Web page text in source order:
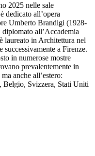
2025 nelle sale
dedicato all’opera
Umberto Brandigi (1928-
all’Accademia
laureato in Architettura nel
a Firenze.
in numerose mostre
prevalentemente in
anche all’estero:
Belgio, Svizzera, Stati Uniti